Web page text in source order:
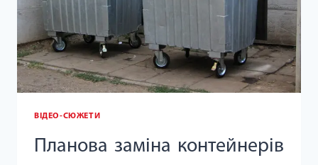
ВІДЕО-СЮЖЕТИ
Планова заміна контейнерів